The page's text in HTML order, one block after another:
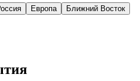
Европа
Ближний Восток